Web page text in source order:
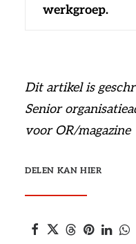
werkgroep.
Dit artikel is
Senior
voor OR/magazine
DELEN KAN HIER